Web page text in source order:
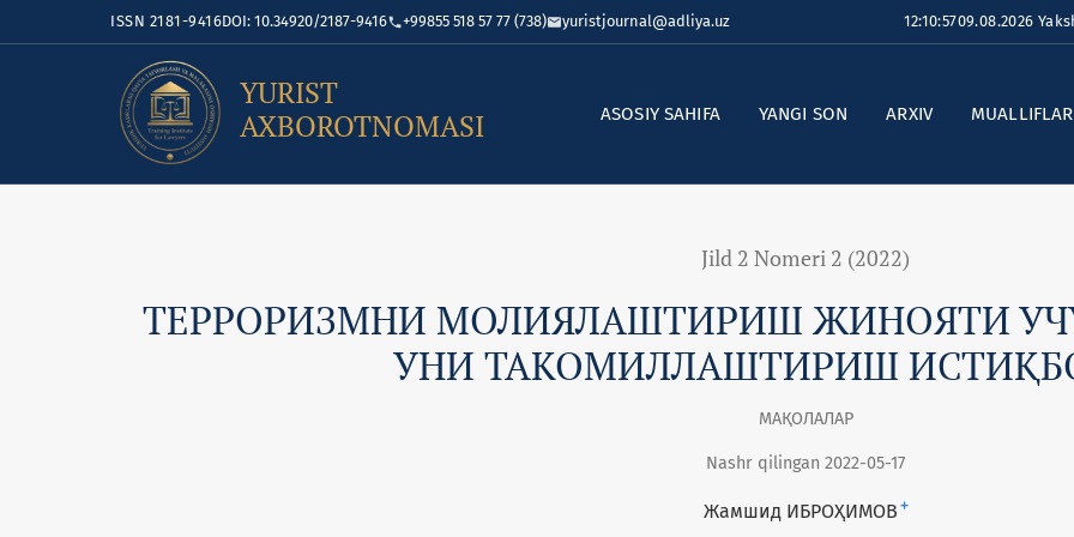
ISSN 2181-9416DOI: 10.34920/2187-9416 +99855 518 57 77 (738) yuristjournal@adliya.uz 12:10:5709.08.2026
YURIST
AXBOROTNOMASI
ASOSIY SAHIFA YANGI SON ARXIV
Jild 2 Nomeri 2 (2022)
ТЕРРОРИЗМНИ МОЛИЯЛАШТИРИШ ЖИНОЯТИ
УНИ ТАКОМИЛЛАШТИРИШ
МАҚОЛАЛАР
Nashr qilingan 2022-05-17
Жамшид ИБРОҲИМОВ +